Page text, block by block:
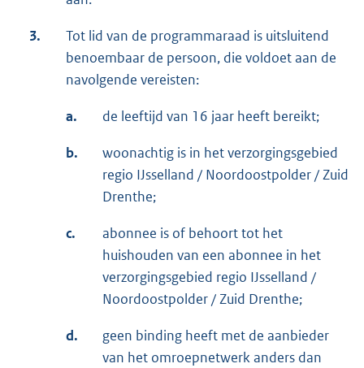
3.
Tot lid van de programmaraad is uitsluitend
benoembaar de persoon, die voldoet aan de
navolgende vereisten:
a. de leeftijd van 16 jaar heeft bereikt;
b.
woonachtig is in het verzorgingsgebied
regio IJsselland / Noordoostpolder / Zuid
Drenthe;
c.
abonnee is of behoort tot het
huishouden van een abonnee in het
verzorgingsgebied regio IJsselland /
Noordoostpolder / Zuid Drenthe;
d.
geen binding heeft met de aanbieder
van het omroepnetwerk anders dan